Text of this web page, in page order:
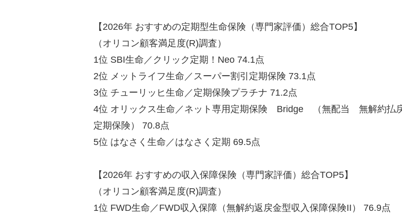
【2026年 おすすめの定期型生命保険（専門家評価）総合TOP5】
（オリコン顧客満足度(R)調査）
1位 SBI生命／クリック定期！Neo 74.1点
2位 メットライフ生命／スーパー割引定期保険 73.1点
3位 チューリッヒ生命／定期保険プラチナ 71.2点
4位 オリックス生命／ネット専用定期保険 Bridge （無配当 無解約払
定期保険） 70.8点
5位 はなさく生命／はなさく定期 69.5点
【2026年 おすすめの収入保障保険（専門家評価）総合TOP5】
（オリコン顧客満足度(R)調査）
1位 FWD生命／FWD収入保障（無解約返戻金型収入保障保険II） 76.9点